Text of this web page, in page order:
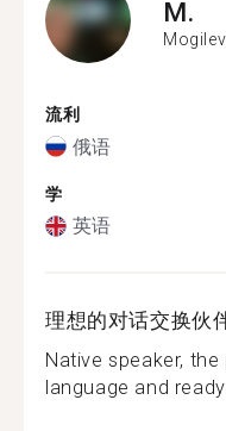
M.
Mogilev
流利
俄语
学
英语
理想的对话交换伙
Native speaker,
language and